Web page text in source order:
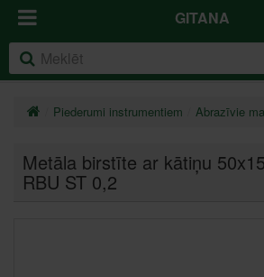
GITANA
Piederumi instrumentiem Abrazīvie
Metāla birstīte ar kātiņu
RBU ST 0,2